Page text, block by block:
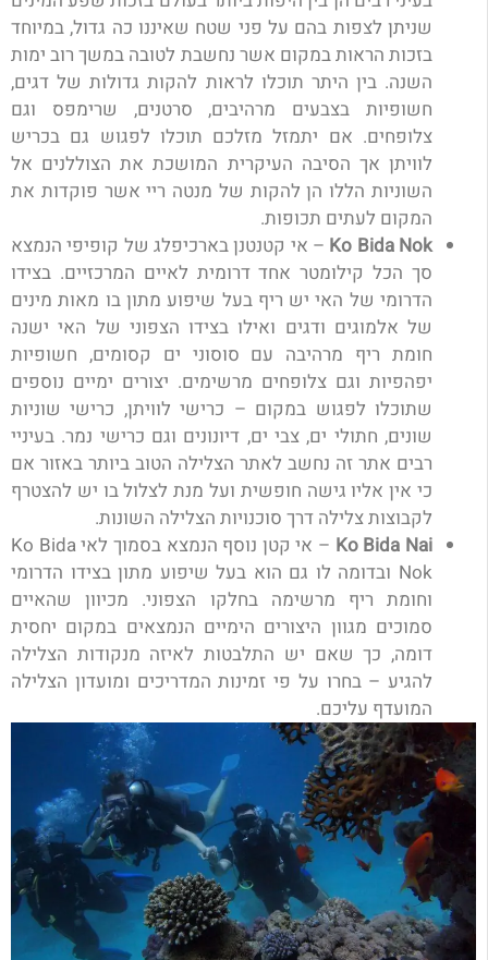
שניתן לצפות בהם על פני שטח שאיננו כה גדול, במיוחד
בזכות הראות במקום אשר נחשבת לטובה במשך רוב ימות
השנה. בין היתר תוכלו לראות להקות גדולות של דגים,
חשופיות בצבעים מרהיבים, סרטנים, שרימפס וגם
צלופחים. אם יתמזל מזלכם תוכלו לפגוש גם בכריש
לוויתן אך הסיבה העיקרית המושכת את הצוללנים אל
השוניות הללו הן להקות של מנטה ריי אשר פוקדות את
המקום לעתים תכופות.
Ko Bida Nok – אי קטנטנן בארכיפלג של קופיפי הנמצא
סך הכל קילומטר אחד דרומית לאיים המרכזיים. בצידו
הדרומי של האי יש ריף בעל שיפוע מתון בו מאות מינים
של אלמוגים ודגים ואילו בצידו הצפוני של האי ישנה
חומת ריף מרהיבה עם סוסוני ים קסומים, חשופיות
יפהפיות וגם צלופחים מרשימים. יצורים ימיים נוספים
שתוכלו לפגוש במקום – כרישי לוויתן, כרישי שוניות
שונים, חתולי ים, צבי ים, דיונונים וגם כרישי נמר. בעיניי
רבים אתר זה נחשב לאתר הצלילה הטוב ביותר באזור אם
כי אין אליו גישה חופשית ועל מנת לצלול בו יש להצטרף
לקבוצות צלילה דרך סוכנויות הצלילה השונות.
Ko Bida Nai
– אי קטן נוסף הנמצא בסמוך לאי Ko Bida
Nok ובדומה לו גם הוא בעל שיפוע מתון בצידו הדרומי
וחומת ריף מרשימה בחלקו הצפוני. מכיוון שהאיים
סמוכים מגוון היצורים הימיים הנמצאים במקום יחסית
דומה, כך שאם יש התלבטות לאיזה מנקודות הצלילה
להגיע – בחרו על פי זמינות המדריכים ומועדון הצלילה
המועדף עליכם.